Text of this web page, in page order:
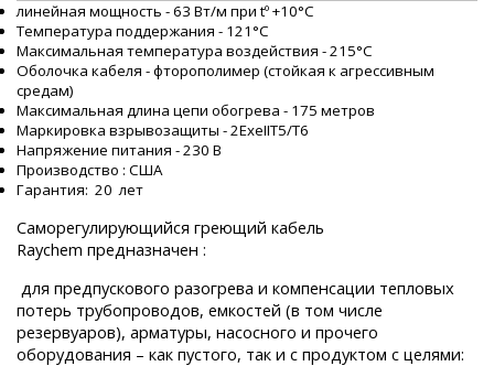
линейная мощность - 63 Вт/м при tº +10°C
Температура поддержания - 121°C
Максимальная температура воздействия - 215°C
Оболочка кабеля - фторополимер (стойкая к агрессивным
средам)
Максимальная длина цепи обогрева - 175 метров
Маркировка взрывозащиты - 2ExeIIT5/T6
Напряжение питания - 230 В
Производство : США
Гарантия: 20 лет
Саморегулирующийся греющий кабель
Raychem предназначен :
для предпускового разогрева и компенсации тепловых
потерь трубопроводов, емкостей (в том числе
резервуаров), арматуры, насосного и прочего
оборудования – как пустого, так и с продуктом с целями: